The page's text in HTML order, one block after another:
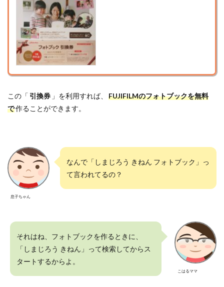
この「 引換券 」を利用すれば、
FUJIFILMのフォトブックを無料
で作ることができます。
息子ちゃん
なんで「しまじろう きねん フォトブック」っ
て言われてるの？
こはるママ
それはね、フォトブックを作るときに、
「しまじろう きねん」って検索してからス
タートするからよ。